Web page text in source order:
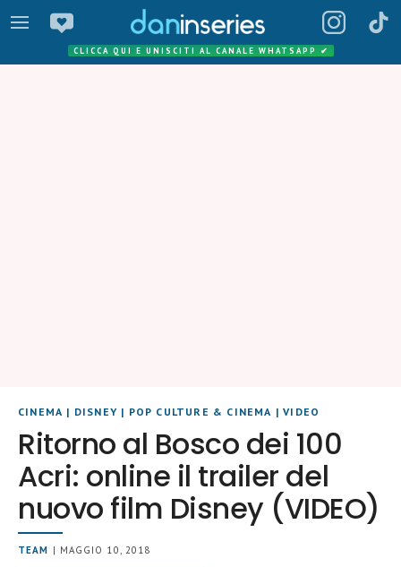
CLICCA QUI E UNISCITI AL CANALE WHATSAPP ✔
CINEMA | DISNEY | POP CULTURE & CINEMA |VIDEO
Ritorno al Bosco dei 100
Acri: online il trailer del
nuovo film Disney (VIDEO)
TEAM | MAGGIO 10, 2018